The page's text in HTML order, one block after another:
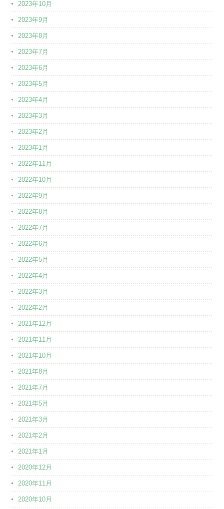
2023年10月
2023年9月
2023年8月
2023年7月
2023年6月
2023年5月
2023年4月
2023年3月
2023年2月
2023年1月
2022年11月
2022年10月
2022年9月
2022年8月
2022年7月
2022年6月
2022年5月
2022年4月
2022年3月
2022年2月
2021年12月
2021年11月
2021年10月
2021年8月
2021年7月
2021年5月
2021年3月
2021年2月
2021年1月
2020年12月
2020年11月
2020年10月